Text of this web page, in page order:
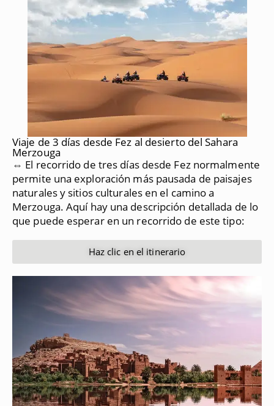
Viaje de 3 días desde Fez al desierto del Sahara
Merzouga
⇔ El recorrido de tres días desde Fez normalmente
permite una exploración más pausada de paisajes
naturales y sitios culturales en el camino a
Merzouga. Aquí hay una descripción detallada de lo
que puede esperar en un recorrido de este tipo:
Haz clic en el itinerario